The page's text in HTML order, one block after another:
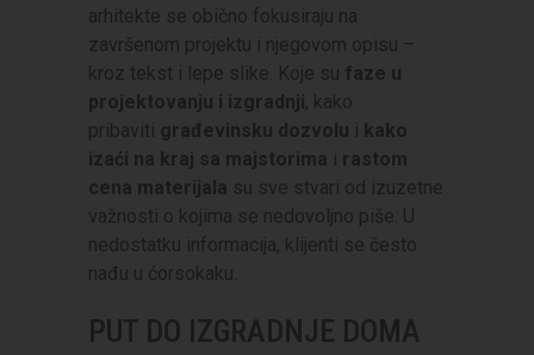
arhitekte se obično fokusiraju na
završenom projektu i njegovom opisu –
kroz tekst i lepe slike. Koje su faze u
projektovanju i izgradnji, kako
pribaviti građevinsku dozvolu i kako
izaći na kraj sa majstorima i rastom
cena materijala su sve stvari od izuzetne
važnosti o kojima se nedovoljno piše. U
nedostatku informacija, klijenti se često
nađu u ćorsokaku.
PUT DO IZGRADNJE DOMA